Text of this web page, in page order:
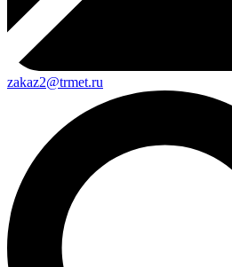
zakaz2@trmet.ru